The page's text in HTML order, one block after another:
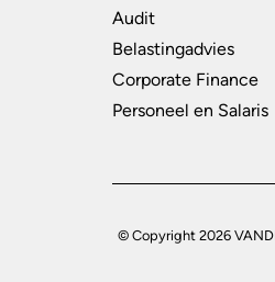
Audit
Belastingadvies
Corporate Finance
Personeel en Salaris
© Copyright 2026